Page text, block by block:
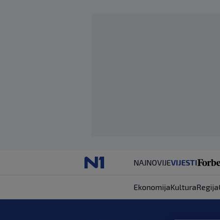
NAJNOVIJEVIJESTI
EkonomijaKulturaRegija